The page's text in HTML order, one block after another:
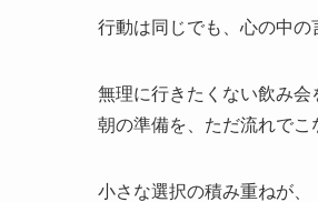
行動は同じでも、心の中の
無理に行きたくない飲み会
朝の準備を、ただ流れでこ
小さな選択の積み重ねが、